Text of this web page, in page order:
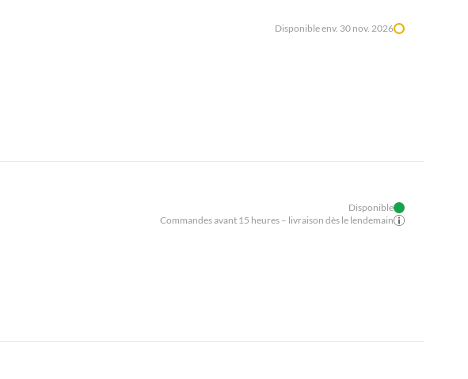
Disponible env. 30 nov. 2026
Disponible
Commandes avant 15 heures – livraison dès le lendemain